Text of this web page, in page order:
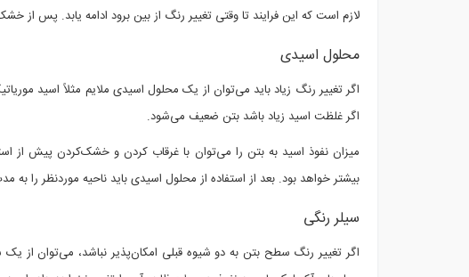
لازم است که این فرایند تا وقتی تغییر رنگ از بین برود ادامه یابد. پس
محلول اسیدی
اگر غلظت اسید زیاد باشد بتن ضعیف می‌شود.
میزان نفوذ اسید به بتن را می‌توان با غرقاب کردن و خشک‌کردن پیش از
بیشتر خواهد بود. بعد از استفاده از محلول اسیدی باید ناحیه موردنظر را به مدت 15 دقیقه با آب تمیز شست‌وشو
سیلر رنگی
اگر تغییر رنگ سطح بتن به دو شیوه قبلی امکان‌پذیر نباشد، می‌توان از